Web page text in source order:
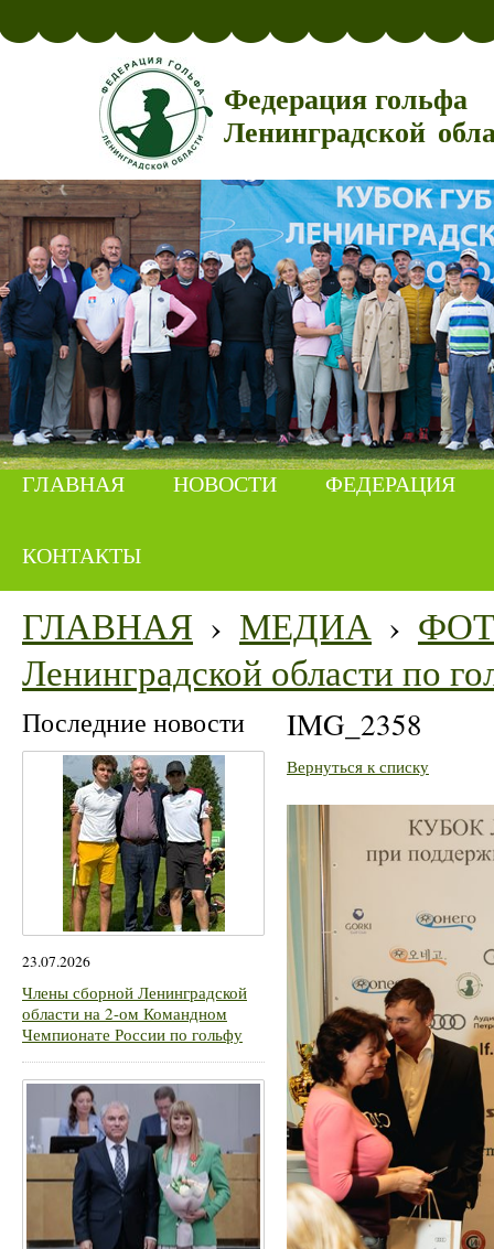
Федерация гольфа
Ленинградской
ГЛАВНАЯ НОВОСТИ ФЕДЕРАЦИЯ
КОНТАКТЫ
ГЛАВНАЯ › МЕДИА ›
Ленинградской области по
Последние новости
23.07.2026
Члены сборной Ленинградской
области на 2-ом Командном
Чемпионате России по гольфу
IMG_2358
Вернуться к списку